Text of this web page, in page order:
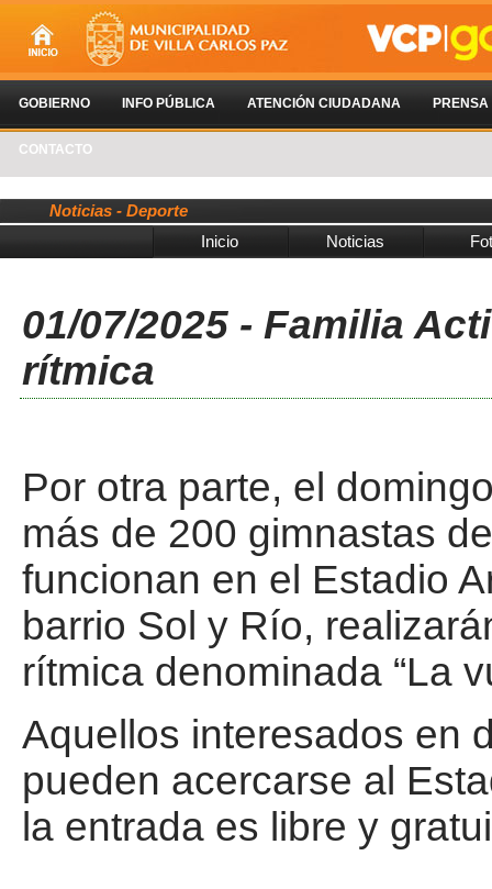
GOBIERNO INFO PÚBLICA ATENCIÓN CIUDADANA PRENSA
CONTACTO
Noticias - Deporte
Inicio
Noticias
01/07/2025 - Familia
rítmica
Por otra parte, el
más de 200 gimnastas
funcionan en el Estadio
barrio Sol y Río,
rítmica denominada “La
Aquellos interesados en
pueden acercarse al
la entrada es libre y